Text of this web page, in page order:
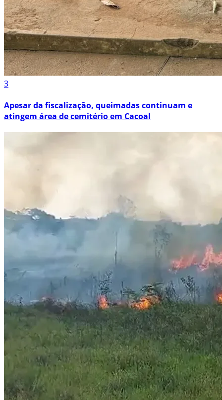
3
Apesar da fiscalização, queimadas continuam e
atingem área de cemitério em Cacoal